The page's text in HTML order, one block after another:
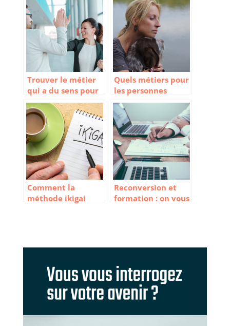
Trouver le métier
qui a du sens pour
soi et les autres
Quels métiers pour
les personnes
hypersensibles ?
Comment la
méthode ikigai
Reconversion et
formation : on vous